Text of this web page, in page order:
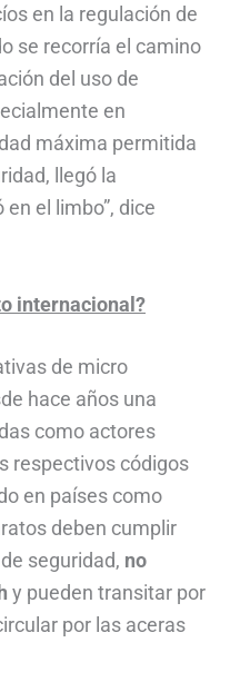
en la regulación de
se recorría el camino
del uso de
en
máxima permitida
llegó la
el limbo”, dice
internacional?
de micro
hace años una
como actores
respectivos códigos
en países como
deben cumplir
seguridad, no
y pueden transitar por
por las aceras